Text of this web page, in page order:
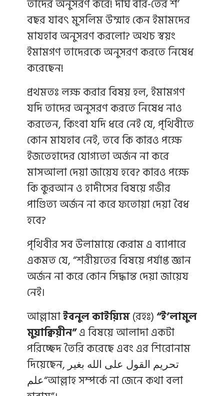
তাদের অনুসরণ করে! দীর্ঘ বার-তের শ’
বছর যাবৎ মুসলিম উম্মাহ কেন ইমামদের
মাযহাব অনুসরণ করলো? অথচ স্বয়ং
ইমামগণ তাদেরকে অনুসরণ করতে নিষেধ
করেছেন!
প্রথমতঃ লক্ষ করার বিষয় হল, ইমামগণ
যদি তাদের অনুসরণ করতে নিষেধ নাও
করতেন, কিংবা যদি ধরে নেই যে, পৃথিবীতে
কোন মাযহাব নেই, তবে কি কারও পক্ষে
ইজতেহাদের যোগ্যতা অর্জন না করে
মাসআলা দেয়া জায়েয হবে? কারও পক্ষে
কি কুরআন ও হাদীসের বিষয়ে গভীর
পাণ্ডিত্য অর্জন না করে ফতোয়া দেয়া বৈধ
হবে?
পৃথিবীর সব উলামায়ে কেরাম এ ব্যাপারে
একমত যে, “শরীয়তের বিষয়ে পর্যাপ্ত জ্ঞান
অর্জন না করে কোন সিদ্ধান্ত দেয়া জায়েয
নেই।
আল্লামাইবনুল কাইয়্যিম(রহঃ)“ই’লামুল
মুয়াক্বিয়ীন”এ বিষয়ে আলাদা একটা
পরিচ্ছেদ তৈরি করেছে এবং এর শিরোনাম
দিয়েছেন, تحريم القول على الله بغير
علم“আল্লাহ সম্পর্কে না জেনে কথা বলা